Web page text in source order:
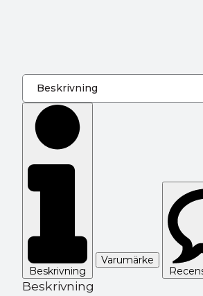
Beskrivning
Varumärke
Beskrivning